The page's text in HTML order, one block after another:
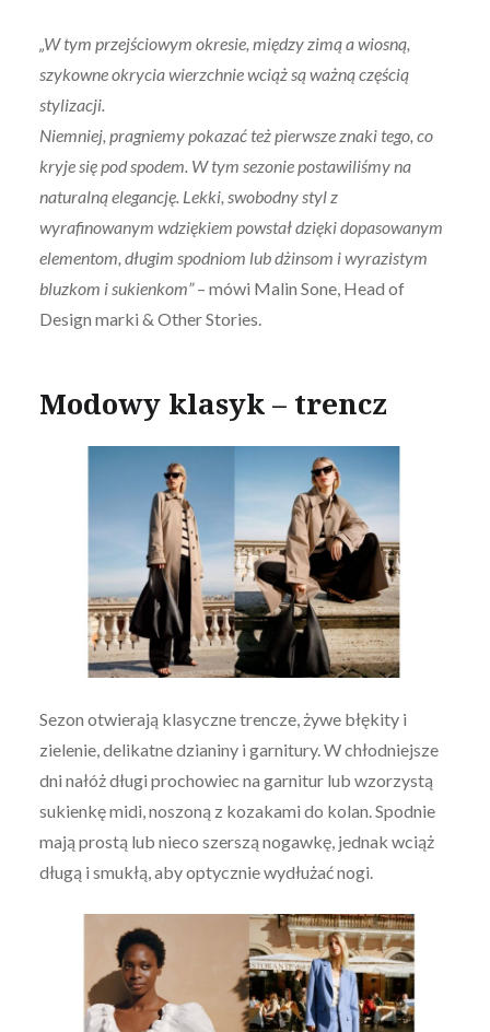
„W tym przejściowym okresie, między zimą a wiosną,
szykowne okrycia wierzchnie wciąż są ważną częścią
stylizacji.
Niemniej, pragniemy pokazać też pierwsze znaki tego, co
kryje się pod spodem. W tym sezonie postawiliśmy na
naturalną elegancję. Lekki, swobodny styl z
wyrafinowanym wdziękiem powstał dzięki dopasowanym
elementom, długim spodniom lub dżinsom i wyrazistym
bluzkom i sukienkom”– mówi Malin Sone, Head of
Design marki & Other Stories.
Modowy klasyk – trencz
Sezon otwierają klasyczne trencze, żywe błękity i
zielenie, delikatne dzianiny i garnitury. W chłodniejsze
dni nałóż długi prochowiec na garnitur lub wzorzystą
sukienkę midi, noszoną z kozakami do kolan. Spodnie
mają prostą lub nieco szerszą nogawkę, jednak wciąż
długą i smukłą, aby optycznie wydłużać nogi.